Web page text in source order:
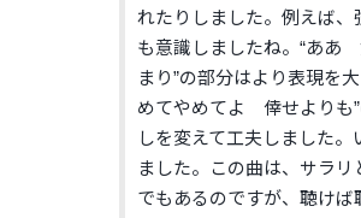
れたりしました。例えば、
も意識しましたね。“あ
まり”の部分はより表現を
めてやめてよ 倖せよりも
しを変えて工夫しました。
ました。この曲は、サラリ
でもあるのですが、聴けば